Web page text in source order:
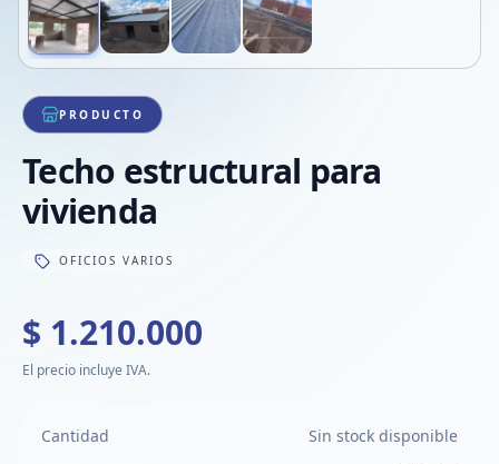
PRODUCTO
Techo estructural para
vivienda
OFICIOS VARIOS
$ 1.210.000
El precio incluye IVA.
Cantidad Sin stock disponible